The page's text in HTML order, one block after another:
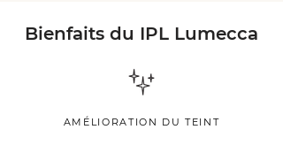
Bienfaits du IPL Lumecca
AMÉLIORATION DU TEINT